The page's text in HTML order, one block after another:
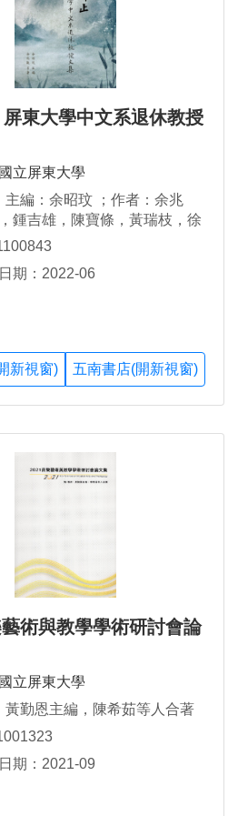
東大學中文系退休教授
國立屏東大學
主編：余昭玟 ；作者：余兆
鍾吉雄，陳寶條，黃瑞枝，徐
，一淨法師，陸又新，蔡榮
期：2022-06
新視窗) 五南書店(開新視窗)
術與教學學術研討會論
國立屏東大學
黃勤恩主編，陳希茹等人合著
期：2021-09